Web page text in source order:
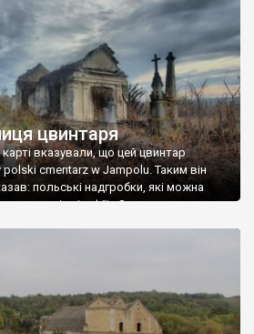
цвинтаря
карті вказували, що цей цвинтар
cmentarz w Jampolu. Таким він
польські надгробки, які можна
польські епітафії… Загалом цвинтар